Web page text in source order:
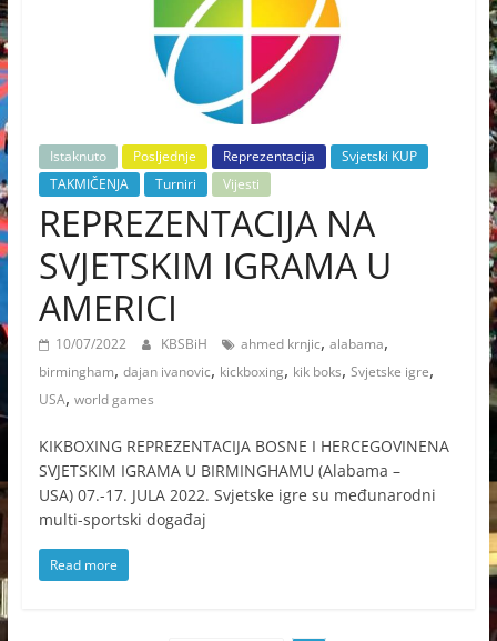
Istaknuto Posljednje Reprezentacija
Svjetski KUP
TAKMIČENJA
Turniri Vijesti
REPREZENTACIJA NA
SVJETSKIM IGRAMA U
AMERICI
10/07/2022 KBSBiH ahmed krnjic, alabama,
birmingham, dajan ivanovic, kickboxing, kik boks, Svjetske igre,
USA, world games
KIKBOXING REPREZENTACIJA BOSNE I HERCEGOVINENA
SVJETSKIM IGRAMA U BIRMINGHAMU (Alabama –
USA) 07.-17. JULA 2022. Svjetske igre su međunarodni
multi-sportski događaj
Read more